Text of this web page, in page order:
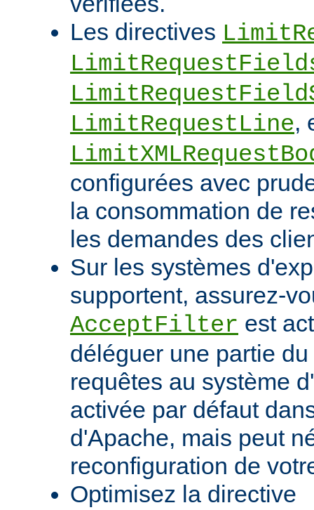
Les directives
LimitRequestLine,
configurées avec
la consommation de
les demandes des
Sur les systèmes
supportent, assurez-
AcceptFilter est
déléguer une partie
requêtes au système
activée par défaut
d'Apache, mais peut
reconfiguration de
Optimisez la directive